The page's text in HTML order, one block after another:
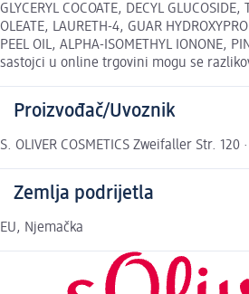
GLYCERYL COCOATE, DECYL
OLEATE, LAURETH-4, GUAR
PEEL OIL, ALPHA-ISOMETHYL IONONE,
sastojci u online trgovini mogu se
Proizvođač/Uvoznik
S. OLIVER COSMETICS Zweifaller Str.
Zemlja podrijetla
EU, Njemačka